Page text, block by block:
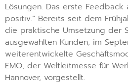
Lösungen. Das erste
positiv.“ Bereits seit dem
die praktische Umsetzung der
ausgewählten Kunden; im
weiterentwickelte
EMO, der Weltleitmesse für
Hannover, vorgestellt.